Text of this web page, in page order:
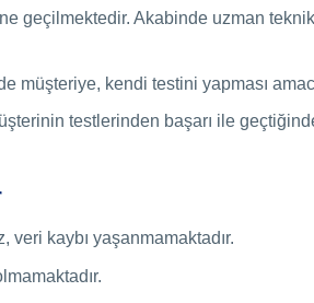
geçilmektedir. Akabinde uzman
müşteriye, kendi testini yapması
testlerinden başarı ile
veri kaybı yaşanmamaktadır.